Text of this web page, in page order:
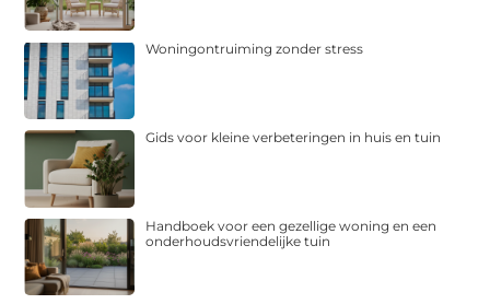
Woningontruiming zonder stress
Gids voor kleine verbeteringen in huis en tuin
Handboek voor een gezellige woning en een
onderhoudsvriendelijke tuin